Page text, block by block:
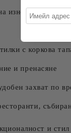
и
с коркова
и пренасяне
захват по
и